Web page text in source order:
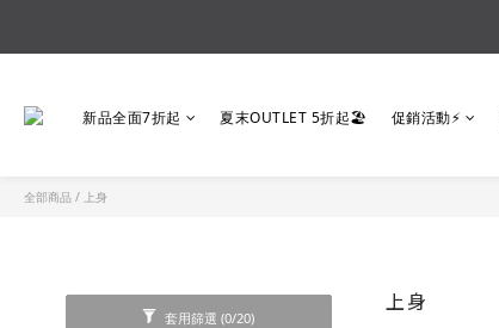
新品全面7折起 夏末OUTLET 5折起🏖️ 促銷活動⚡
全部商品 / 上身
套用篩選(0/20)
上身